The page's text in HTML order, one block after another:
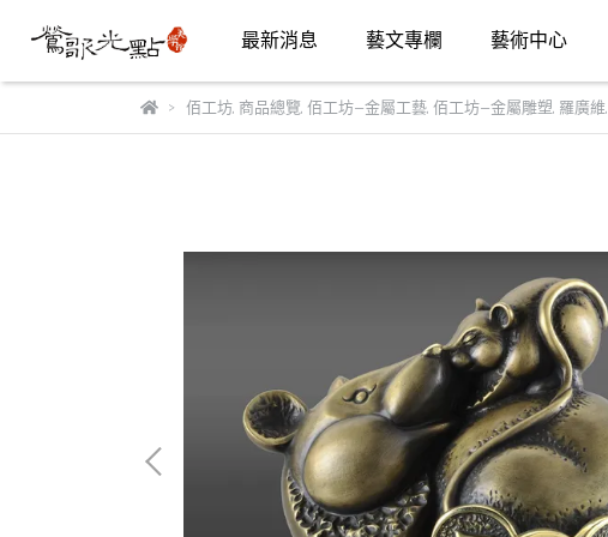
最新消息 藝文專欄 藝術中心
佰工坊, 商品總覽, 佰工坊—金屬工藝, 佰工坊—金屬雕塑, 羅廣維,